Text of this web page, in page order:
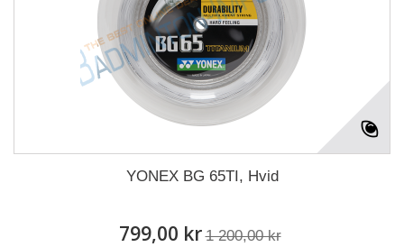
YONEX BG 65TI, Hvid
799,00 kr 1 200,00 kr